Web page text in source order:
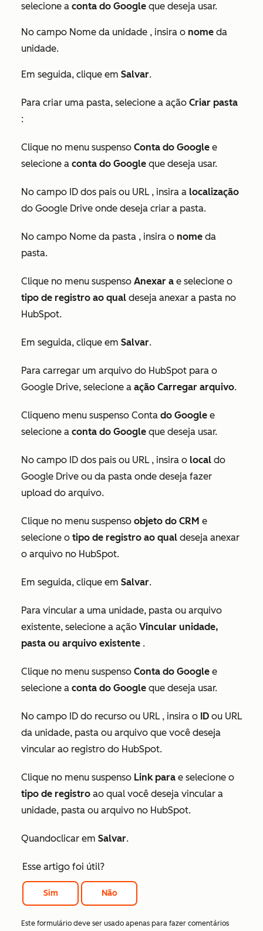
selecione a conta do Google que deseja usar.
No campo Nome da unidade , insira o nome da
unidade.
Em seguida, clique em Salvar.
Para criar uma pasta, selecione a ação Criar pasta
:
Clique no menu suspenso Conta do Google e
selecione a conta do Google que deseja usar.
No campo ID dos pais ou URL , insira a localização
do Google Drive onde deseja criar a pasta.
No campo Nome da pasta , insira o nome da
pasta.
Clique no menu suspenso Anexar a e selecione o
tipo de registro ao qual deseja anexar a pasta no
HubSpot.
Em seguida, clique em Salvar.
Para carregar um arquivo do HubSpot para o
Google Drive, selecione a ação Carregar arquivo.
Cliqueno menu suspenso Conta do Google e
selecione a conta do Google que deseja usar.
No campo ID dos pais ou URL , insira o local do
Google Drive ou da pasta onde deseja fazer
upload do arquivo.
Clique no menu suspenso objeto do CRM e
selecione o tipo de registro ao qual deseja anexar
o arquivo no HubSpot.
Em seguida, clique em Salvar.
Para vincular a uma unidade, pasta ou arquivo
existente, selecione a ação Vincular unidade,
pasta ou arquivo existente .
Clique no menu suspenso Conta do Google e
selecione a conta do Google que deseja usar.
No campo ID do recurso ou URL , insira o ID ou URL
da unidade, pasta ou arquivo que você deseja
vincular ao registro do HubSpot.
Clique no menu suspenso Link para e selecione o
tipo de registro ao qual você deseja vincular a
unidade, pasta ou arquivo no HubSpot.
Quandoclicar em Salvar.
Esse artigo foi útil?
Sim Não
Este formulário deve ser usado apenas para fazer comentários